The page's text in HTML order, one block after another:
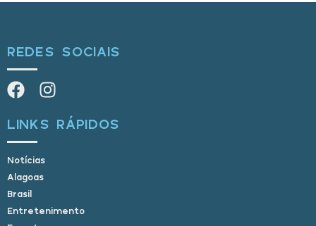
REDES SOCIAIS
LINKS RÁPIDOS
Notícias
Alagoas
Brasil
Entretenimento